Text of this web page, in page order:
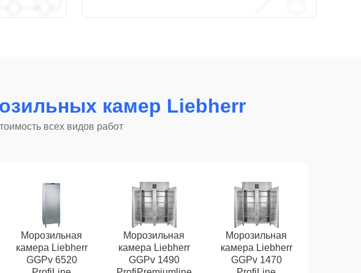
камер Liebherr
всех видов работ
Морозильная
камера Liebherr
GGPv 6520
Морозильная
камера Liebherr
GGPv 1490
Морозильная
камера Liebherr
GGPv 1470